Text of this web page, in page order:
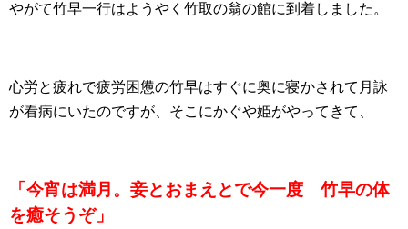
やがて竹早一行はようやく竹取の翁の館に到着しました。
心労と疲れで疲労困憊の竹早はすぐに奥に寝かされて月詠
が看病にいたのですが、そこにかぐや姫がやってきて、
「今宵は満月。妾とおまえとで今一度 竹早の体
を癒そうぞ」